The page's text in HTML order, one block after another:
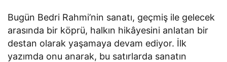
Bugün Bedri Rahmi’nin sanatı, geçmiş ile gelecek
arasında bir köprü, halkın hikâyesini anlatan bir
destan olarak yaşamaya devam ediyor. İlk
yazımda onu anarak, bu satırlarda sanatın